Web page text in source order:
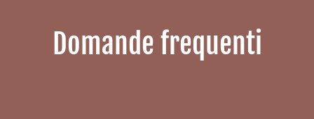
Domande frequenti